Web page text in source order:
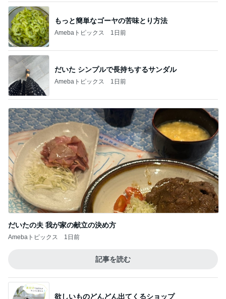
もっと簡単なゴーヤの苦味とり方法
Amebaトピックス 1日前
だいた シンプルで長持ちするサンダル
Amebaトピックス 1日前
だいたの夫 我が家の献立の決め方
Amebaトピックス 1日前
記事を読む
欲しいものどんどん出てくるショップ